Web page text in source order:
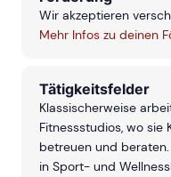
Wir akzeptieren
Mehr Infos zu deinen
Tätigkeitsfelder
Klassischerweise
Fitnessstudios, wo sie
betreuen und
in Sport- und